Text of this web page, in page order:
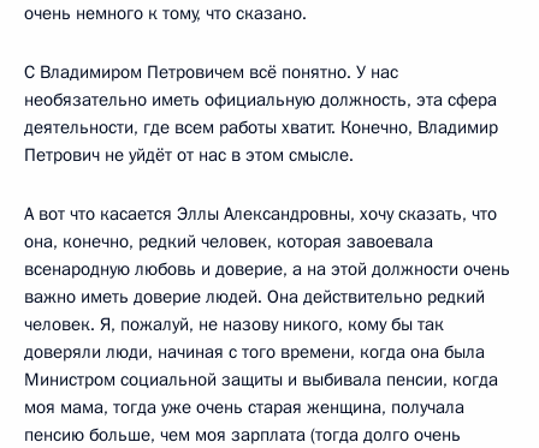
очень немного к тому, что сказано.
С Владимиром Петровичем всё понятно. У нас
необязательно иметь официальную должность, эта сфера
деятельности, где всем работы хватит. Конечно, Владимир
Петрович не уйдёт от нас в этом смысле.
А вот что касается Эллы Александровны, хочу сказать, что
она, конечно, редкий человек, которая завоевала
всенародную любовь и доверие, а на этой должности очень
важно иметь доверие людей. Она действительно редкий
человек. Я, пожалуй, не назову никого, кому бы так
доверяли люди, начиная с того времени, когда она была
Министром социальной защиты и выбивала пенсии, когда
моя мама, тогда уже очень старая женщина, получала
пенсию больше, чем моя зарплата (тогда долго очень